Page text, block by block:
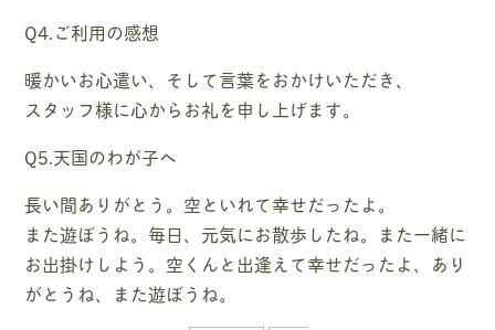
Q4.ご利用の感想
暖かいお心遣い、そして言葉をおかけいただき、
スタッフ様に心からお礼を申し上げます。
Q5.天国のわが子へ
長い間ありがとう。空といれて幸せだったよ。
また遊ぼうね。毎日、元気にお散歩したね。また一緒に
お出掛けしよう。空くんと出逢えて幸せだったよ、あり
がとうね、また遊ぼうね。